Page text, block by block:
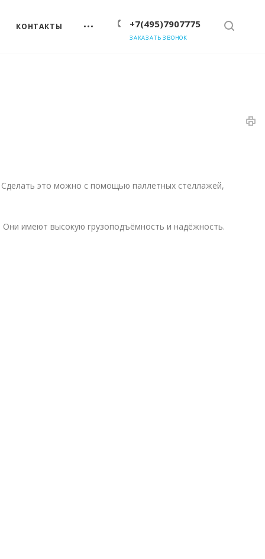
+7(495)7907775
ЗАКАЗАТЬ ЗВОНОК
КОНТАКТЫ
Сделать это можно с помощью паллетных стеллажей,
Они имеют высокую грузоподъёмность и надёжность.